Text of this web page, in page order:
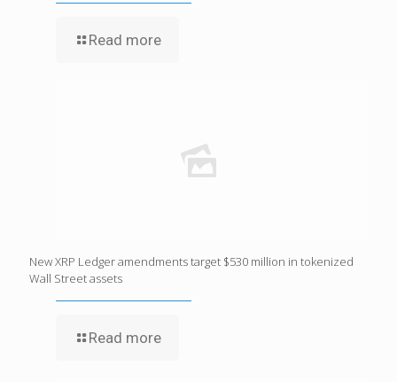
Read more
New XRP Ledger amendments target $530 million in tokenized
Wall Street assets
Read more